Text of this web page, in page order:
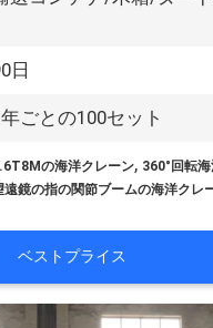
日
ごとの100セット
の海洋クレーン, 360°回転
遠鏡の指の関節ブームの海洋クレ
ベストプライス